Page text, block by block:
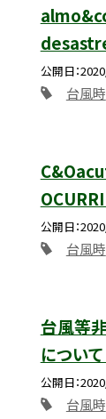
公開日
台風時
公開日
台風時
台風等
について
公開日
台風時